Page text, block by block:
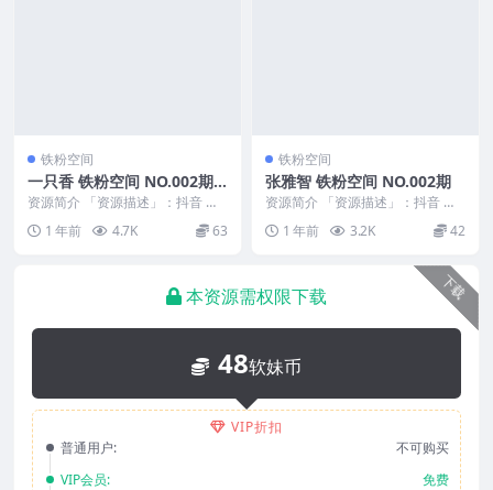
铁粉空间
一只香 铁粉空间 NO.002期
最新至：2025.2.7
资源简介 「资源描述」：抖音 一
只香 铁粉空间 NO.002期 【13P9
V】最...
1 年前 4.7K 63
铁粉空间
张雅智 铁粉空间 NO.002期
资源简介 「资源描述」：抖音 张
雅智 铁粉空间 NO.002期 【19P】
「资...1 年前 3.2K 42
下载
本资源需权限下载
48软妹币
VIP折扣
普通用户:
不可购买
VIP会员:
免费